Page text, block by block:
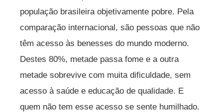
população brasileira objetivamente pobre. Pela
comparação internacional, são pessoas que não
têm acesso às benesses do mundo moderno.
Destes 80%, metade passa fome e a outra
metade sobrevive com muita dificuldade, sem
acesso à saúde e educação de qualidade. E
quem não tem esse acesso se sente humilhado.